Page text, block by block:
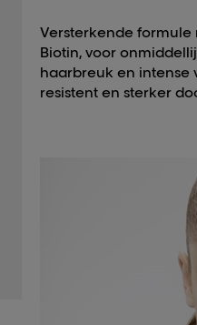
Versterkende formule
Biotin, voor
haarbreuk en intense
resistent en sterker